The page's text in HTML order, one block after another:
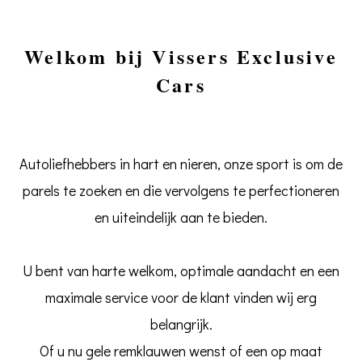
Welkom bij Vissers Exclusive
Cars
Autoliefhebbers in hart en nieren, onze sport is om de
parels te zoeken en die vervolgens te perfectioneren
en uiteindelijk aan te bieden.
U bent van harte welkom, optimale aandacht en een
maximale service voor de klant vinden wij erg
belangrijk.
Of u nu gele remklauwen wenst of een op maat